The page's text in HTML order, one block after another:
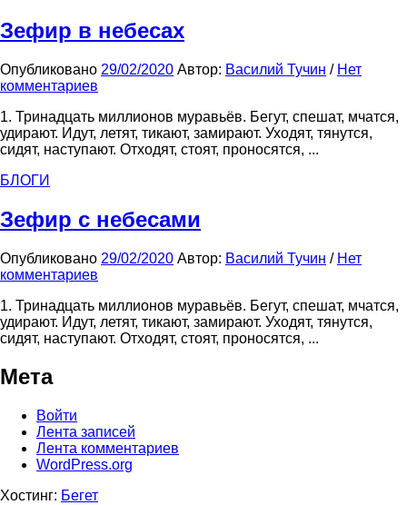
Зефир в небесах
Опубликовано 29/02/2020 Автор: Василий Тучин / Нет
комментариев
1. Тринадцать миллионов муравьёв. Бегут, спешат, мчатся,
удирают. Идут, летят, тикают, замирают. Уходят, тянутся,
сидят, наступают. Отходят, стоят, проносятся, ...
БЛОГИ
Зефир с небесами
Опубликовано 29/02/2020 Автор: Василий Тучин / Нет
комментариев
1. Тринадцать миллионов муравьёв. Бегут, спешат, мчатся,
удирают. Идут, летят, тикают, замирают. Уходят, тянутся,
сидят, наступают. Отходят, стоят, проносятся, ...
Мета
Войти
Лента записей
Лента комментариев
WordPress.org
Хостинг: Бегет